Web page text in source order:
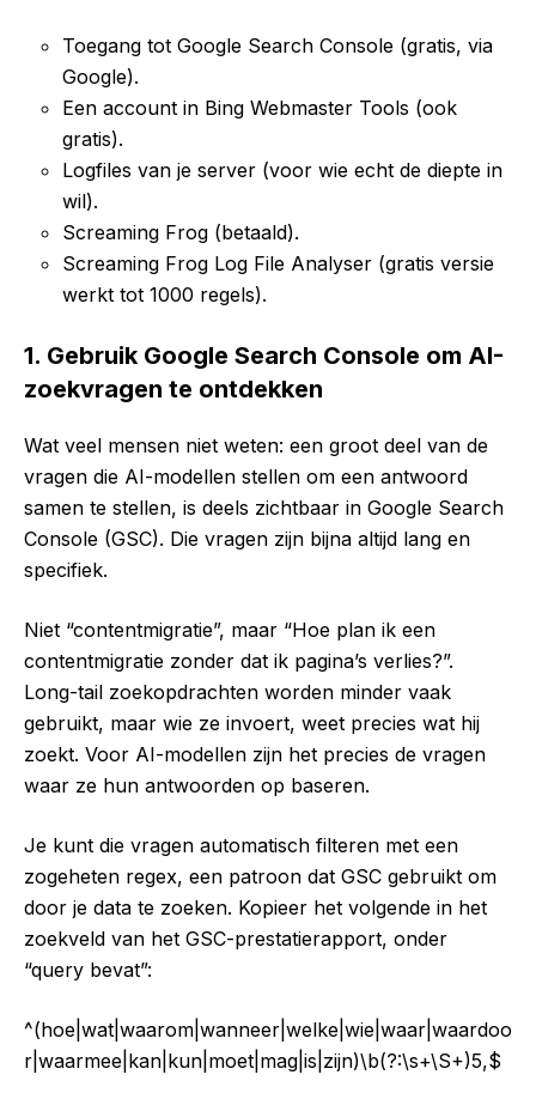
Toegang tot Google Search Console (gratis, via
Google).
Een account in Bing Webmaster Tools (ook
gratis).
Logfiles van je server (voor wie echt de diepte in
wil).
Screaming Frog (betaald).
Screaming Frog Log File Analyser (gratis versie
werkt tot 1000 regels).
1. Gebruik Google Search Console om AI-
zoekvragen te ontdekken
Wat veel mensen niet weten: een groot deel van de
vragen die AI-modellen stellen om een antwoord
samen te stellen, is deels zichtbaar in Google Search
Console (GSC). Die vragen zijn bijna altijd lang en
specifiek.
Niet “contentmigratie”, maar “Hoe plan ik een
contentmigratie zonder dat ik pagina’s verlies?”.
Long-tail zoekopdrachten worden minder vaak
gebruikt, maar wie ze invoert, weet precies wat hij
zoekt. Voor AI-modellen zijn het precies de vragen
waar ze hun antwoorden op baseren.
Je kunt die vragen automatisch filteren met een
zogeheten regex, een patroon dat GSC gebruikt om
door je data te zoeken. Kopieer het volgende in het
zoekveld van het GSC-prestatierapport, onder
“query bevat”:
^(hoe|wat|waarom|wanneer|welke|wie|waar|waardoo
r|waarmee|kan|kun|moet|mag|is|zijn)\b(?:\s+\S+)5,$